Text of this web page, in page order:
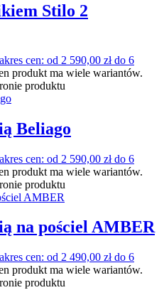
Stilo 2
cen: od 2 590,00 zł do 6
produkt ma wiele wariantów.
produktu
Beliago
cen: od 2 590,00 zł do 6
produkt ma wiele wariantów.
produktu
na pościel AMBER
cen: od 2 490,00 zł do 6
produkt ma wiele wariantów.
produktu